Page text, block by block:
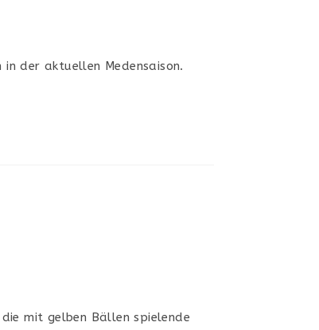
der aktuellen Medensaison.
mit gelben Bällen spielende